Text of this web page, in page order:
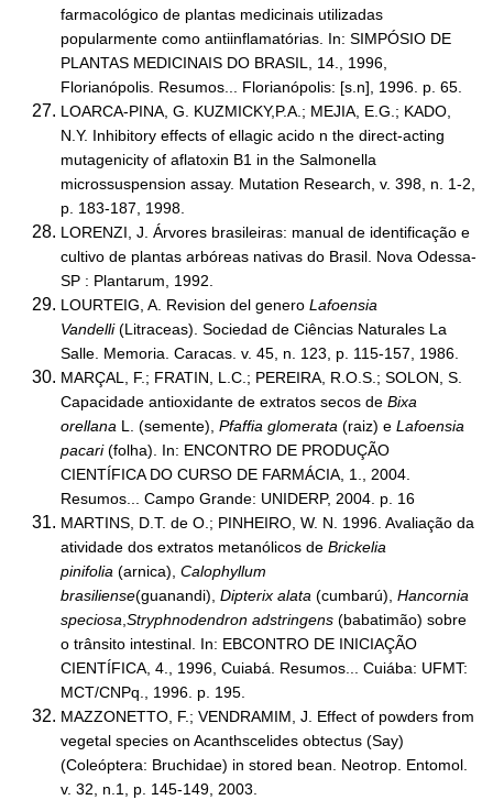
farmacológico de plantas medicinais utilizadas
popularmente como antiinflamatórias. In: SIMPÓSIO DE
PLANTAS MEDICINAIS DO BRASIL, 14., 1996,
Florianópolis. Resumos... Florianópolis: [s.n], 1996. p. 65.
LOARCA-PINA, G. KUZMICKY,P.A.; MEJIA, E.G.; KADO,
N.Y. Inhibitory effects of ellagic acido n the direct-acting
mutagenicity of aflatoxin B1 in the Salmonella
microssuspension assay. Mutation Research, v. 398, n. 1-2,
p. 183-187, 1998.
LORENZI, J. Árvores brasileiras: manual de identificação e
cultivo de plantas arbóreas nativas do Brasil. Nova Odessa-
SP : Plantarum, 1992.
LOURTEIG, A. Revision del genero Lafoensia
Vandelli(Litraceas). Sociedad de Ciências Naturales La
Salle. Memoria. Caracas. v. 45, n. 123, p. 115-157, 1986.
MARÇAL, F.; FRATIN, L.C.; PEREIRA, R.O.S.; SOLON, S.
Capacidade antioxidante de extratos secos de Bixa
orellana L. (semente), Pfaffia glomerata (raiz) e Lafoensia
pacari(folha). In: ENCONTRO DE PRODUÇÃO
CIENTÍFICA DO CURSO DE FARMÁCIA, 1., 2004.
Resumos... Campo Grande: UNIDERP, 2004. p. 16
MARTINS, D.T. de O.; PINHEIRO, W. N. 1996. Avaliação da
atividade dos extratos metanólicos de Brickelia
pinifolia (arnica), Calophyllum
brasiliense(guanandi), Dipterix alata (cumbarú), Hancornia
speciosa Stryphnodendron adstringens (babatimão) sobre
o trânsito intestinal. In: EBCONTRO DE INICIAÇÃO
CIENTÍFICA, 4., 1996, Cuiabá. Resumos... Cuiába: UFMT:
MCT/CNPq., 1996. p. 195.
MAZZONETTO, F.; VENDRAMIM, J. Effect of powders from
vegetal species on Acanthscelides obtectus (Say)
(Coleóptera: Bruchidae) in stored bean. Neotrop. Entomol.
v. 32, n.1, p. 145-149, 2003.